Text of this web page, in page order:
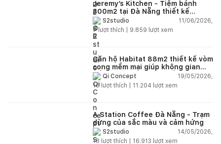
Jeremy’s Kitchen - Tiệm bánh
300m2 tại Đà Nẵng thiết kế
phong cách công nghiệp hiện đại
ngập tràn ánh sáng tự nhiên
S2studio
11/06/2026,
7lượt thích | 9.859 lượt xem
Căn hộ Habitat 88m2 thiết kế vòm
cong mềm mại giúp không gian
sống hiện đại trở nên ấm áp hơn
Qi Concept
19/05/2026,
15 lượt thích | 11.204 lượt xem
A Station Coffee Đà Nẵng - Trạm
dừng của sắc màu và cảm hứng
S2studio
14/05/2026,
18 lượt thích | 16.913 lượt xem